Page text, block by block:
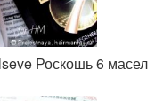
Роскошь 6 масел